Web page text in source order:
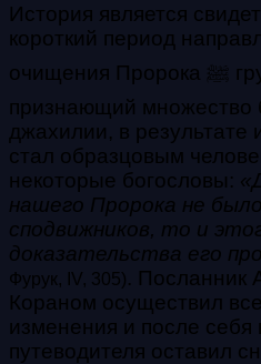
История является
короткий период
очищения Пророка ﷺ грубый, тираничный и
признающий множество
джахилии, в
стал образцовым
некоторые богословы:
нашего Пророка не
сподвижников, то и
доказательства его
Фурук, IV, 305). Посланник
Кораном осуществил
изменения и после себя
путеводителя оставил